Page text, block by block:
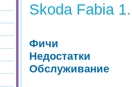
Skoda Fabia
Фичи
Недостатки
Обслуживание